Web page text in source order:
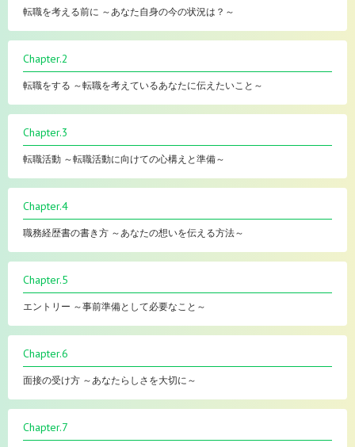
転職を考える前に ～あなた自身の今の状況は？～
Chapter.2
転職をする ～転職を考えているあなたに伝えたいこと～
Chapter.3
転職活動 ～転職活動に向けての心構えと準備～
Chapter.4
職務経歴書の書き方 ～あなたの想いを伝える方法～
Chapter.5
エントリー ～事前準備として必要なこと～
Chapter.6
面接の受け方 ～あなたらしさを大切に～
Chapter.7